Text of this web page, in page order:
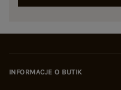
INFORMACJE O BUTIK